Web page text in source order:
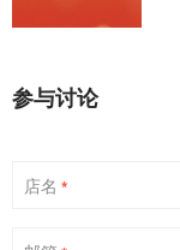
参与讨论
店名 *